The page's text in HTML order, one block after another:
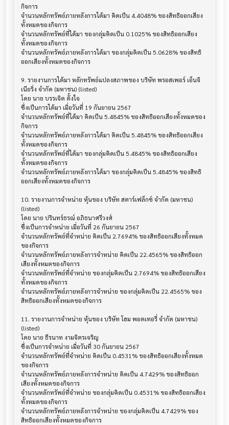
กิจการ
จำนวนหลักทรัพย์ภายหลังการได้มา คิดเป็น 4.4048% ของสิทธิออกเสียง
ทั้งหมดของกิจการ
จำนวนหลักทรัพย์ที่ได้มา ของกลุ่มคิดเป็น 0.1025% ของสิทธิออกเสียง
ทั้งหมดของกิจการ
จำนวนหลักทรัพย์ภายหลังการได้มา ของกลุ่มคิดเป็น 5.0628% ของสิทธิ
ออกเสียงทั้งหมดของกิจการ
9. รายงานการได้มา หลักทรัพย์แปลงสภาพของ บริษัท พรอสเพอร์ เอ็นจิ
เนียริ่ง จำกัด (มหาชน) (listed)
โดย นาย บรรเจิด ตั้งใจ
ซึ่งเป็นการได้มา เมื่อวันที่ 19 กันยายน 2567
จำนวนหลักทรัพย์ที่ได้มา คิดเป็น 5.4845% ของสิทธิออกเสียงทั้งหมดของ
กิจการ
จำนวนหลักทรัพย์ภายหลังการได้มา คิดเป็น 5.4845% ของสิทธิออกเสียง
ทั้งหมดของกิจการ
จำนวนหลักทรัพย์ที่ได้มา ของกลุ่มคิดเป็น 5.4845% ของสิทธิออกเสียง
ทั้งหมดของกิจการ
จำนวนหลักทรัพย์ภายหลังการได้มา ของกลุ่มคิดเป็น 5.4845% ของสิทธิ
ออกเสียงทั้งหมดของกิจการ
10. รายงานการจำหน่าย หุ้นของ บริษัท สตาร์เฟล็กซ์ จำกัด (มหาชน)
(listed)
โดย นาย ปรินทร์ธรณ์ อภิธนาศรีวงศ์
ซึ่งเป็นการจำหน่าย เมื่อวันที่ 26 กันยายน 2567
จำนวนหลักทรัพย์ที่จำหน่าย คิดเป็น 2.7694% ของสิทธิออกเสียงทั้งหมด
ของกิจการ
จำนวนหลักทรัพย์ภายหลังการจำหน่าย คิดเป็น 22.4565% ของสิทธิออก
เสียงทั้งหมดของกิจการ
จำนวนหลักทรัพย์ที่จำหน่าย ของกลุ่มคิดเป็น 2.7694% ของสิทธิออกเสียง
ทั้งหมดของกิจการ
จำนวนหลักทรัพย์ภายหลังการจำหน่าย ของกลุ่มคิดเป็น 22.4565% ของ
สิทธิออกเสียงทั้งหมดของกิจการ
11. รายงานการจำหน่าย หุ้นของ บริษัท โฮม พอตเทอรี่ จำกัด (มหาชน)
(listed)
โดย นาย ธีรนาท งามจิตรเจริญ
ซึ่งเป็นการจำหน่าย เมื่อวันที่ 30 กันยายน 2567
จำนวนหลักทรัพย์ที่จำหน่าย คิดเป็น 0.4531% ของสิทธิออกเสียงทั้งหมด
ของกิจการ
จำนวนหลักทรัพย์ภายหลังการจำหน่าย คิดเป็น 4.7429% ของสิทธิออก
เสียงทั้งหมดของกิจการ
จำนวนหลักทรัพย์ที่จำหน่าย ของกลุ่มคิดเป็น 0.4531% ของสิทธิออกเสียง
ทั้งหมดของกิจการ
จำนวนหลักทรัพย์ภายหลังการจำหน่าย ของกลุ่มคิดเป็น 4.7429% ของ
สิทธิออกเสียงทั้งหมดของกิจการ